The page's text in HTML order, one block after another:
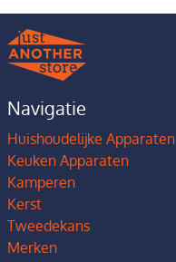
Navigatie
Huishoudelijke Apparaten
Keuken Apparaten
Kamperen
Kerst
Tweedekans
Merken